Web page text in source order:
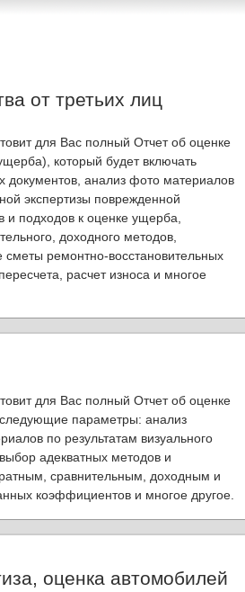
от третьих лиц
для Вас полный Отчет об оценке
который будет включать
анализ фото материалов
экспертизы поврежденной
подходов к оценке ущерба,
доходного методов,
ремонтно-восстановительных
расчет износа и многое
для Вас полный Отчет об оценке
параметры: анализ
по результатам визуального
адекватных методов и
сравнительным, доходным и
коэффициентов и многое другое.
оценка автомобилей